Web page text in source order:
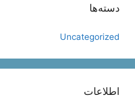
دسته‌ها
Uncategorized
اطلاعات